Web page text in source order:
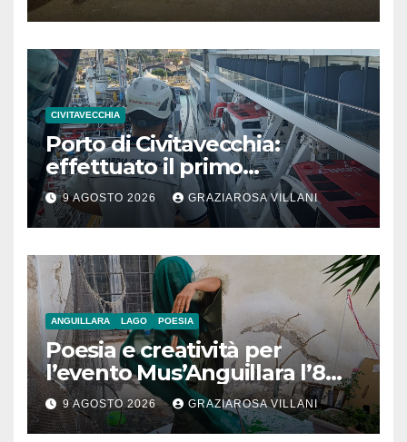
CIVITAVECCHIA
Porto di Civitavecchia:
effettuato il primo
rifornimento di GNL ad una
nave da crociera
9 AGOSTO 2026 GRAZIAROSA VILLANI
ANGUILLARA LAGO POESIA
Poesia e creatività per
l’evento Mus’Anguillara l’8
agosto 2026 al Museo
Contadino
9 AGOSTO 2026 GRAZIAROSA VILLANI